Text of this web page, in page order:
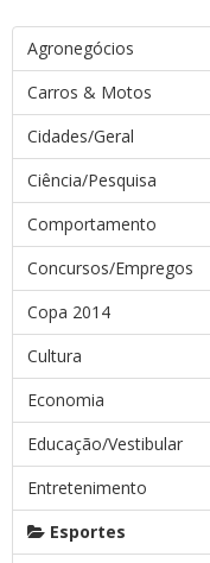
Agronegócios
Carros & Motos
Cidades/Geral
Ciência/Pesquisa
Comportamento
Concursos/Empregos
Copa 2014
Cultura
Economia
Educação/Vestibular
Entretenimento
Esportes